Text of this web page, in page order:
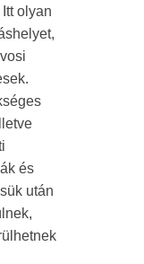
olyan
és
után